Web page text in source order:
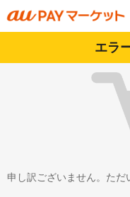
エラ
申し訳ございません。ただ